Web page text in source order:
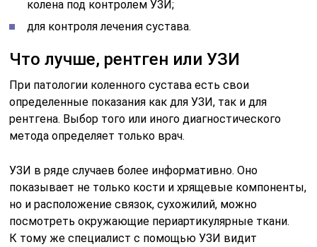
колена под контролем УЗИ;
для контроля лечения сустава.
Что лучше, рентген или УЗИ
При патологии коленного сустава есть свои
определенные показания как для УЗИ, так и для
рентгена. Выбор того или иного диагностического
метода определяет только врач.
УЗИ в ряде случаев более информативно. Оно
показывает не только кости и хрящевые компоненты,
но и расположение связок, сухожилий, можно
посмотреть окружающие периартикулярные ткани.
К тому же специалист с помощью УЗИ видит